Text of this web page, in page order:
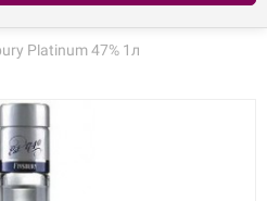
порожній
Platinum 47% 1л